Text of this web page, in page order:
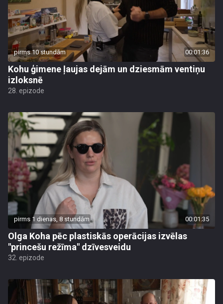
pirms 10 stundām 00:01:36
Kohu ģimene ļaujas dejām un dziesmām ventiņu
izloksnē
28. epizode
pirms 1 dienas, 8 stundām 00:01:35
Olga Koha pēc plastiskās operācijas izvēlas
"princešu režīma" dzīvesveidu
32. epizode